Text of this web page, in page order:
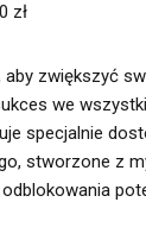
zł
zwiększyć
we
specjalnie
stworzone z